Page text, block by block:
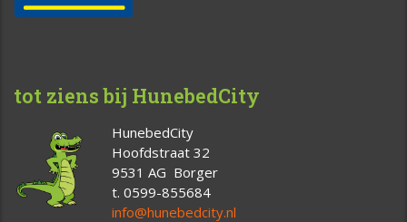
tot ziens bij HunebedCity
HunebedCity
Hoofdstraat 32
9531 AG Borger
t. 0599-855684
info@hunebedcity.nl